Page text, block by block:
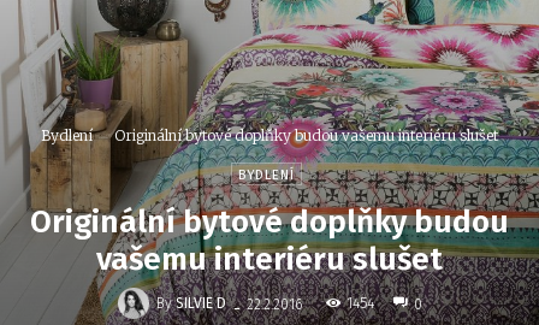
Bydlení Originální bytové doplňky budou vašemu interiéru slušet
BYDLENÍ
Originální bytové doplňky budou
vašemu interiéru slušet
By SILVIE D - 22.2.2016 1454 0